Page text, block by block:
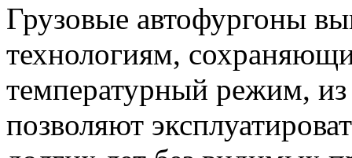
Грузовые автофургоны
технологиям,
температурный режим,
позволяют